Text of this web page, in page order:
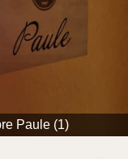
Paule (1)